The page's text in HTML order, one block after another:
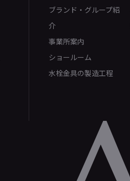
ブランド・グループ紹
介
事業所案内
ショールーム
水栓金具の製造工程